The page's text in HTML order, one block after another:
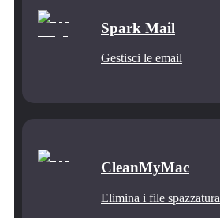
Spark Mail
Gestisci le email
CleanMyMac
Elimina i file spazzatura